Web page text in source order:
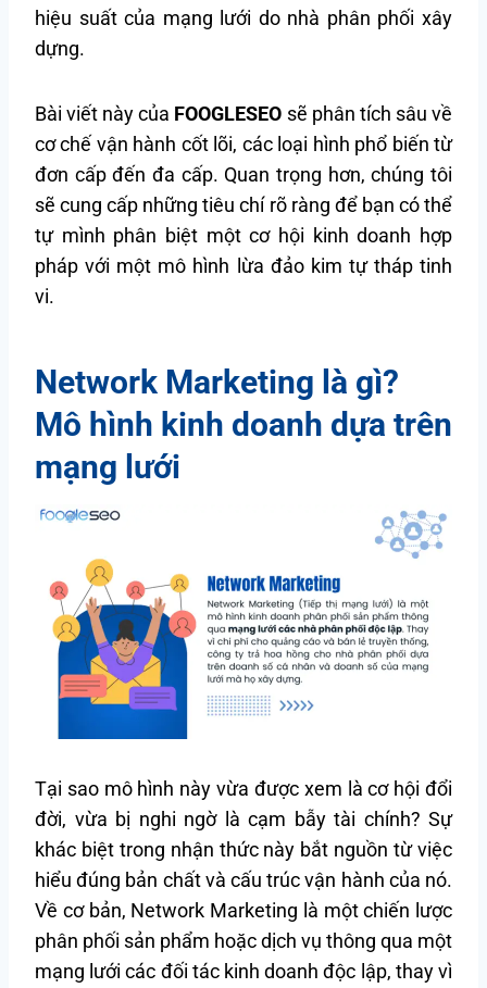
hiệu suất của mạng lưới do nhà phân phối xây
dựng.
Bài viết này của FOOGLESEO sẽ phân tích sâu về
cơ chế vận hành cốt lõi, các loại hình phổ biến từ
đơn cấp đến đa cấp. Quan trọng hơn, chúng tôi
sẽ cung cấp những tiêu chí rõ ràng để bạn có thể
tự mình phân biệt một cơ hội kinh doanh hợp
pháp với một mô hình lừa đảo kim tự tháp tinh
vi.
Network Marketing là gì?
Mô hình kinh doanh dựa trên
mạng lưới
Tại sao mô hình này vừa được xem là cơ hội đổi
đời, vừa bị nghi ngờ là cạm bẫy tài chính? Sự
khác biệt trong nhận thức này bắt nguồn từ việc
hiểu đúng bản chất và cấu trúc vận hành của nó.
Về cơ bản, Network Marketing là một chiến lược
phân phối sản phẩm hoặc dịch vụ thông qua một
mạng lưới các đối tác kinh doanh độc lập, thay vì